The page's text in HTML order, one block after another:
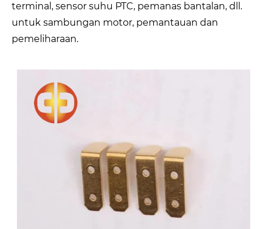
terminal, sensor suhu PTC, pemanas bantalan, dll.
untuk sambungan motor, pemantauan dan
pemeliharaan.